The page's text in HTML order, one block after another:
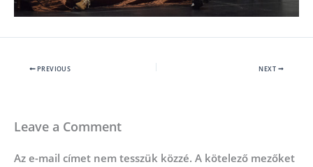
PREVIOUS NEXT
Leave a Comment
Az e-mail címet nem tesszük közzé. A kötelező mezőket